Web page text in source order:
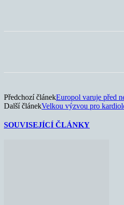
Předchozí článekEuropol varuje před
Další článekVelkou výzvou pro
SOUVISEJÍCÍ ČLÁNKY